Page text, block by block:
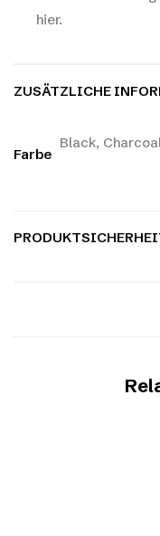
hier.
ZUSÄTZLICHE
Farbe
Black,